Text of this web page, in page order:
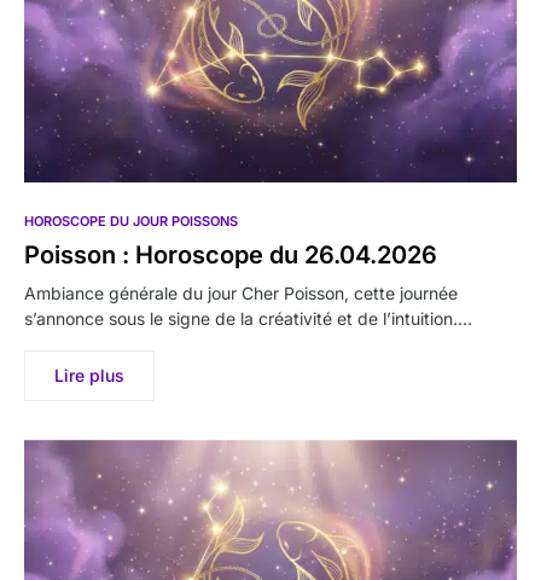
HOROSCOPE DU JOUR POISSONS
Poisson : Horoscope du 26.04.2026
Ambiance générale du jour Cher Poisson, cette journée
s’annonce sous le signe de la créativité et de l’intuition.…
Lire plus